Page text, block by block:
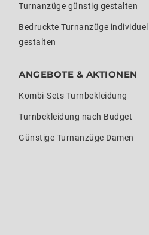
Turnanzüge günstig gestalten
Bedruckte Turnanzüge
gestalten
ANGEBOTE & AKTIONEN
Kombi-Sets Turnbekleidung
Turnbekleidung nach Budget
Günstige Turnanzüge Damen